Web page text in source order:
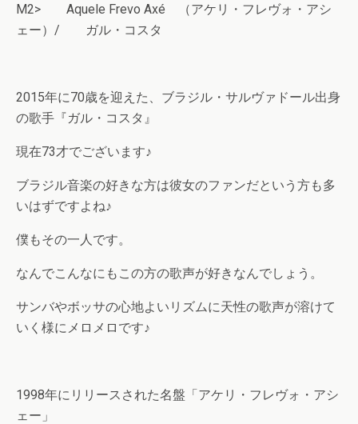
M2> Aquele Frevo Axé （アケリ・フレヴォ・アシ
ェー）/ ガル・コスタ
2015年に70歳を迎えた、ブラジル・サルヴァドール出身
の歌手『ガル・コスタ』
現在73才でございます♪
ブラジル音楽の好きな方は彼女のファンだという方も多
いはずですよね♪
僕もその一人です。
なんでこんなにもこの方の歌声が好きなんでしょう。
サンバやボッサの心地よいリズムに天性の歌声が溶けて
いく様にメロメロです♪
1998年にリリースされた名盤「アケリ・フレヴォ・アシ
ェー」